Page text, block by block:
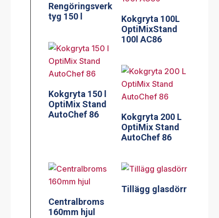
Rengöringsverk
tyg 150 l
Kokgryta 100L
OptiMixStand
100l AC86
Kokgryta 150 l
OptiMix Stand
AutoChef 86
Kokgryta 200 L
OptiMix Stand
AutoChef 86
Centralbroms
160mm hjul
Tillägg glasdörr